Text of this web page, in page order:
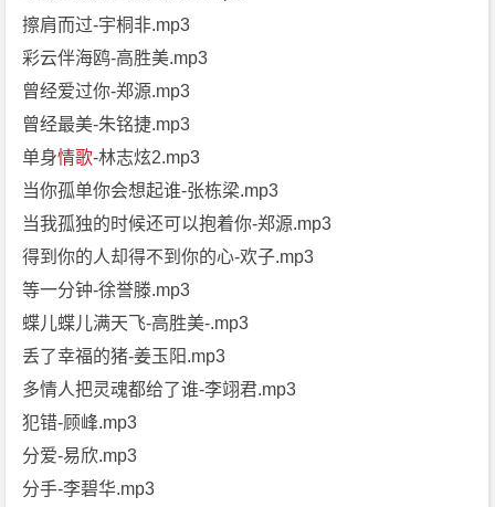
擦肩而过-宇桐非.mp3
彩云伴海鸥-高胜美.mp3
曾经爱过你-郑源.mp3
曾经最美-朱铭捷.mp3
单身情歌-林志炫2.mp3
当你孤单你会想起谁-张栋梁.mp3
当我孤独的时候还可以抱着你-郑源.mp3
得到你的人却得不到你的心-欢子.mp3
等一分钟-徐誉滕.mp3
蝶儿蝶儿满天飞-高胜美-.mp3
丢了幸福的猪-姜玉阳.mp3
多情人把灵魂都给了谁-李翊君.mp3
犯错-顾峰.mp3
分爱-易欣.mp3
分手-李碧华.mp3